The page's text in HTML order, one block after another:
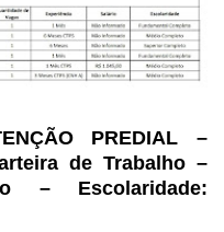
PREDIAL –
de Trabalho –
–Escolaridade: